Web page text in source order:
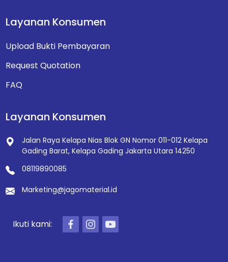
Layanan Konsumen
Upload Bukti Pembayaran
Request Quotation
FAQ
Layanan Konsumen
Jalan Raya Kelapa Nias Blok GN Nomor 011-012Kelapa
Gading Barat, Kelapa Gading Jakarta Utara 14250
08119890085
Marketing@jagomaterial.id
Ikuti kami: